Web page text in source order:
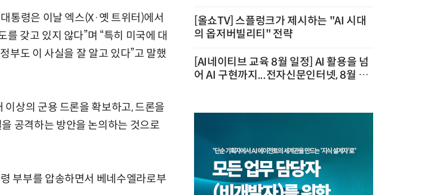
통령은 이날 엑스(X·옛 트위터)에서
갖고 있지 않다”며 “특히 미국에 대
부도 이 사실을 잘 알고 있다”고 말했
상의 군용 드론을 확보하고, 드론을
공격하는 방안을 논의하는 것으로
부부를 압송하면서 베네수엘라로부
[올쇼TV] 스플렁크가 제시하는 "AI 시대
의 옵저버빌리티" 전략
[AI네이티브 교육 8월 일정] AI 활용을 넘
어 AI 구현까지...전자신문인터넷, 8월 실